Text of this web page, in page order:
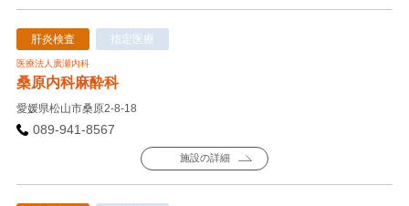
肝炎検査 指定医療
医療法人廣瀬内科
桑原内科麻酔科
愛媛県松山市桑原2-8-18
089-941-8567
施設の詳細